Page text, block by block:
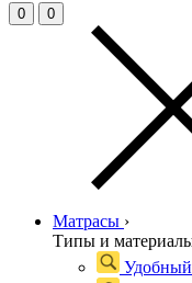
0 0
Матрасы ›
Типы и
Удобный